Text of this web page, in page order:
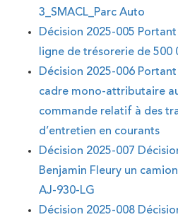
3_SMACL_Parc Auto
Décision 2025-005
ligne de trésorerie de 500
Décision 2025-006
cadre mono-attributaire
commande relatif à des
d’entretien en courants
Décision 2025-007
Benjamin Fleury un
AJ-930-LG
Décision 2025-008